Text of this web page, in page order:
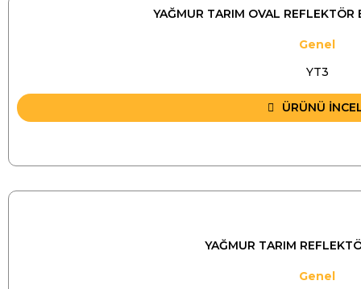
YAĞMUR TARIM OVAL REFLEKTÖR
Genel
YT3
ÜRÜNÜ
YAĞMUR TARIM
Genel